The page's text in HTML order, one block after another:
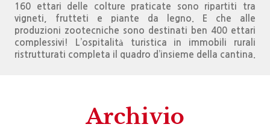
160 ettari delle colture praticate sono ripartiti tra
vigneti, frutteti e piante da legno. E che alle
produzioni zootecniche sono destinati ben 400 ettari
complessivi! L’ospitalità turistica in immobili rurali
ristrutturati completa il quadro d’insieme della cantina.
Archivio